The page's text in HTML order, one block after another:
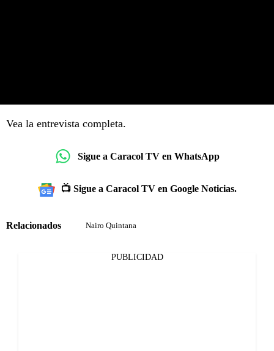
Vea la entrevista completa.
Sigue a Caracol TV en WhatsApp
📺 Sigue a Caracol TV en Google Noticias.
Relacionados Nairo Quintana
PUBLICIDAD